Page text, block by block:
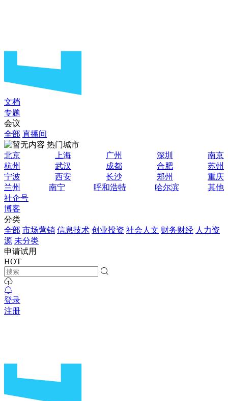
文档
专题
会议
全部 直播间
热门城市
北京
上海 广州 深圳
南京
杭州
武汉 成都 合肥
苏州
宁波
西安 长沙 郑州
重庆
兰州
南宁 呼和浩特 哈尔滨
其他
社企号
博客
分类
全部 市场营销 信息技术 创业投资 社会人文 财务财经 人力资
源 未分类
申请试用
HOT
登录
注册